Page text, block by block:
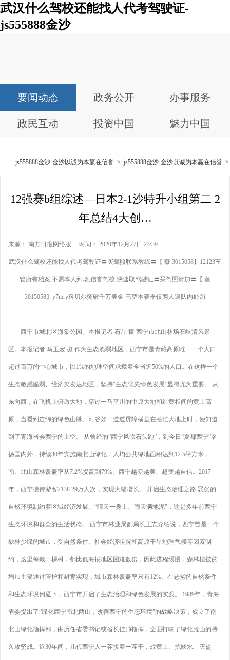
武汉什么驾校还能找人代考驾驶证-
js555888金沙
要闻动态 政务公开 办事服务
政民互动 投资中国 魅力中国
js555888金沙-金沙以诚为本赢在信誉 > js555888金沙-金沙以诚为本赢在信誉
12强赛b组综述—日本2-1沙特升小组第二 2
年总结4大创…
来源： 南方日报网络版 时间： 2020年12月27日 23:39
武汉什么驾校还能找人代考驾驶证〓买驾照联系教练〓【 薇:3015058】12123车
管所有档案,不需本人到场,信誉驾校,快速取驾驶证〓买驾照请加〓【 薇
3015058】y7mry科贝尔突破千万美金 巴萨本赛季仅两人遭队内处罚
西宁市城北区海棠公园。本报记者 石晶 摄 西宁市北山林场石峡清风景
区。本报记者 马玉宏 摄 作为生态脆弱地区，西宁市是青藏高原唯一一个人口
超过百万的中心城市，以1%的地理空间承载着全省近50%的人口。在这样一个
生态敏感脆弱、经济欠发达地区，坚持“生态优先绿色发展”显得尤为重要。 从
东向西，在飞机上俯瞰大地，穿过一马平川的中原大地和红黄相间的黄土高
原，当看到连绵的绿色山脉、河谷如一道道屏障横亘在苍茫大地上时，便知道
到了青海省会西宁的上空。 从曾经的“西宁风吹石头跑”，到今日“夏都西宁”名
扬国内外，持续30年实施南北山绿化，人均公共绿地面积达到12.5平方米，
南、北山森林覆盖率从7.2%提高到79%。西宁越变越美、越变越自信。2017
年，西宁接待游客2138.29万人次，实现大幅增长。 开启生态治理之路 恶劣的
自然环境制约着区域经济发展。“晴天一身土、雨天满地泥”，这是多年前西宁
生态环境和群众的生活状态。 西宁市林业局副局长王志介绍说，西宁曾是一个
缺林少绿的城市，受自然条件、社会经济状况和高原干旱地理气候等因素制
约，这里每栽一棵树，都比低海拔地区困难数倍，因此进程缓慢，森林植被的
增加主要通过管护和封育实现，城市森林覆盖率只有12%。在恶劣的自然条件
和生态环境倒逼下，西宁市开启了生态治理和绿色发展的实践。 1989年，青海
省委提出了“绿化西宁南北两山，改善西宁的生态环境”的战略决策，成立了南
北山绿化指挥部，由历任省委书记或省长挂帅指挥，全面打响了绿化荒山的持
久攻坚战。近30年间，几代西宁人一茬接着一茬干，战黄土、抗缺水、灭盐